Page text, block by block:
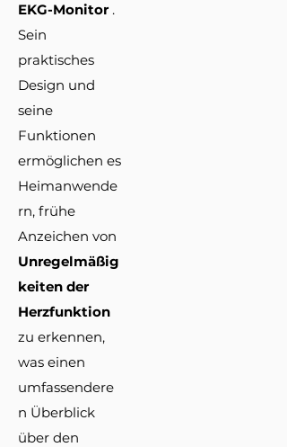
EKG-Monitor.
Sein
praktisches
Design und
seine
Funktionen
ermöglichen es
Heimanwende
rn, frühe
Anzeichen von
Unregelmäßig
keiten der
Herzfunktion
zu erkennen,
was einen
umfassendere
n Überblick
über den